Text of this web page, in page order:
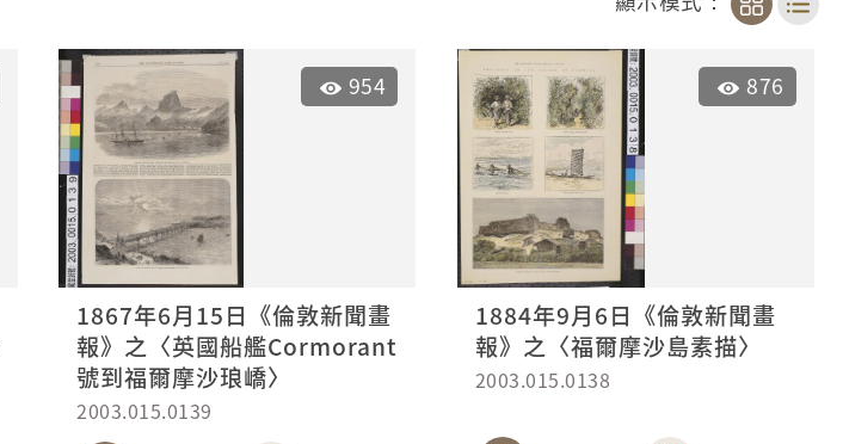
954
1867年6月15日《倫敦新聞畫
報》之〈英國船艦Cormorant
號到福爾摩沙琅嶠〉
2003.015.0139
876
1884年9月6日《倫敦新聞畫
報》之〈福爾摩沙島素描〉
2003.015.0138